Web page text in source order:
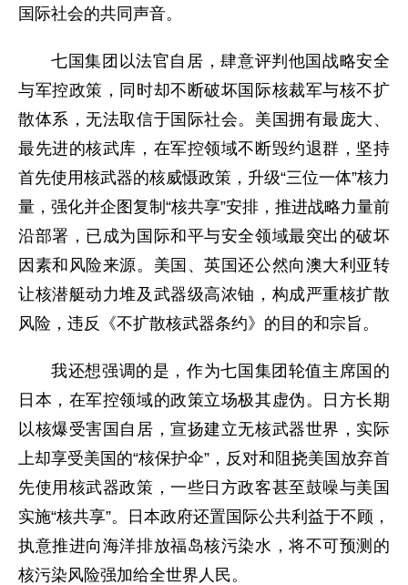
国际社会的共同声音。
七国集团以法官自居，肆意评判他国战略安全
与军控政策，同时却不断破坏国际核裁军与核不扩
散体系，无法取信于国际社会。美国拥有最庞大、
最先进的核武库，在军控领域不断毁约退群，坚持
首先使用核武器的核威慑政策，升级“三位一体”核力
量，强化并企图复制“核共享”安排，推进战略力量前
沿部署，已成为国际和平与安全领域最突出的破坏
因素和风险来源。美国、英国还公然向澳大利亚转
让核潜艇动力堆及武器级高浓铀，构成严重核扩散
风险，违反《不扩散核武器条约》的目的和宗旨。
我还想强调的是，作为七国集团轮值主席国的
日本，在军控领域的政策立场极其虚伪。日方长期
以核爆受害国自居，宣扬建立无核武器世界，实际
上却享受美国的“核保护伞”，反对和阻挠美国放弃首
先使用核武器政策，一些日方政客甚至鼓噪与美国
实施“核共享”。日本政府还置国际公共利益于不顾，
执意推进向海洋排放福岛核污染水，将不可预测的
核污染风险强加给全世界人民。